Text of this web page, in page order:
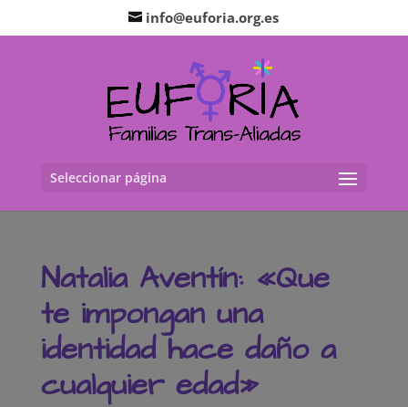
info@euforia.org.es
Seleccionar página
Natalia Aventín: «Que
te impongan una
identidad hace daño a
cualquier edad»